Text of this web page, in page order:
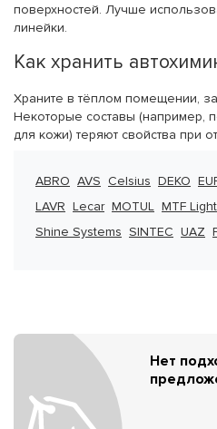
поверхностей. Лучше
линейки.
Как хранить
Храните в тёплом помещении,
Некоторые составы (например,
для кожи) теряют свойства при
ABRO AVS Celsius DEKO
LAVR Lecar MOTUL MTF Light
Shine Systems SINTEC UAZ
Нет